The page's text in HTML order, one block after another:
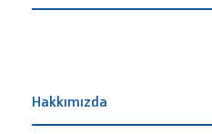
Hakkımızda